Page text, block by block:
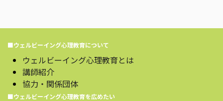
■ウェルビーイング心理教育について
ウェルビーイング心理教育とは
講師紹介
協力・関係団体
■ウェルビーイング心理教育を広めたい